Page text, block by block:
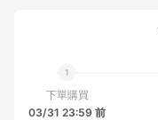
下單購買
03/31 23:59 前